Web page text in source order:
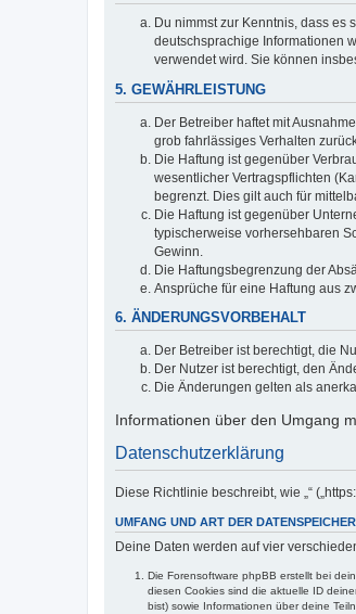
Du nimmst zur Kenntnis, dass es
deutschsprachige Informationen
verwendet wird. Sie können
5. GEWÄHRLEISTUNG
Der Betreiber haftet mit
grob fahrlässiges Verhalten
Die Haftung ist gegenüber
wesentlicher Vertragspflichten
begrenzt. Dies gilt auch für
Die Haftung ist gegenüber
typischerweise vorhersehbaren
Gewinn.
Die Haftungsbegrenzung der
Ansprüche für eine Haftung aus
6. ÄNDERUNGSVORBEHALT
Der Betreiber ist berechtigt, die
Der Nutzer ist berechtigt, den
Die Änderungen gelten als
Informationen über den Umgang
Datenschutzerklärung
Diese Richtlinie beschreibt, wie „“
UMFANG UND ART DER
Deine Daten werden auf vier
Die Forensoftware phpBB erstellt bei
diesen Cookies sind die aktuelle ID
bist) sowie Informationen über deine